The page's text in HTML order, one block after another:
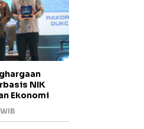
NIK
Ekonomi